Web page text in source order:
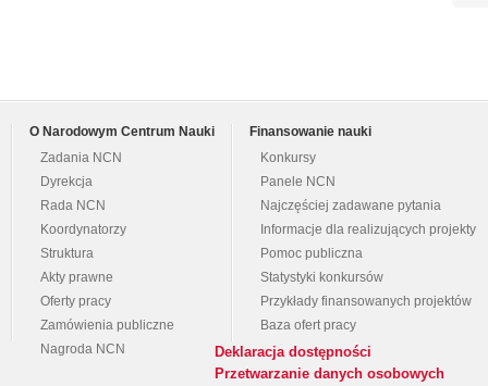
O Narodowym Centrum Nauki
Zadania NCN
Dyrekcja
Rada NCN
Koordynatorzy
Struktura
Akty prawne
Oferty pracy
Zamówienia publiczne
Nagroda NCN
Finansowanie nauki
Konkursy
Panele NCN
Najczęściej zadawane pytania
Informacje dla realizujących projekty
Pomoc publiczna
Statystyki konkursów
Przykłady finansowanych projektów
Baza ofert pracy
Deklaracja dostępności
Przetwarzanie danych osobowych